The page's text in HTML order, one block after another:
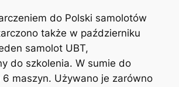
do Polski samolotów
także w październiku
samolot UBT,
do szkolenia. W sumie do
6 maszyn. Używano je zarówno